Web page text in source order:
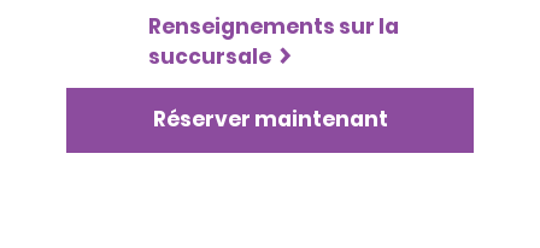
Renseignements sur la
succursale
Réserver maintenant